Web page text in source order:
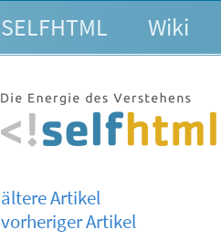
SELFHTML Wiki
ältere Artikel
vorheriger Artikel